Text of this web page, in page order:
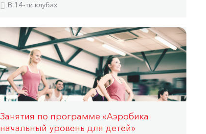
В 14-ти клубах
Занятия по программе «Аэробика
начальный уровень для детей»